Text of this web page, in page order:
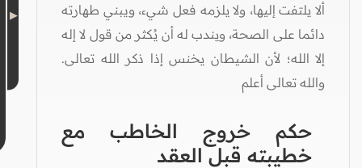
ألا يلتفت إليها، ولا يلزمه فعل شيء، ويبني طهارته
دائما على الصحة، ويندب له أن يُكثر من قول لا إله
إلا الله؛ لأن الشيطان يخنس إذا ذكر الله تعالى.
والله تعالى أعلم
حكم خروج الخاطب مع
خطيبته قبل العقد